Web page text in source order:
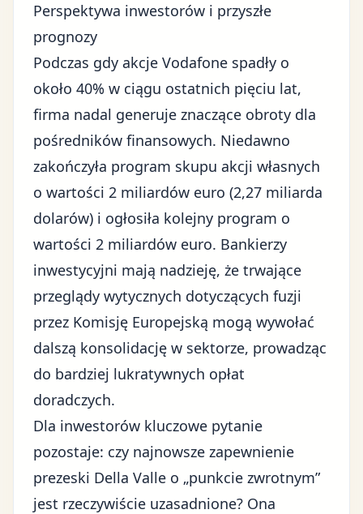
Perspektywa inwestorów i przyszłe
prognozy
Podczas gdy akcje Vodafone spadły o
około 40% w ciągu ostatnich pięciu lat,
firma nadal generuje znaczące obroty dla
pośredników finansowych. Niedawno
zakończyła program skupu akcji własnych
o wartości 2 miliardów euro (2,27 miliarda
dolarów) i ogłosiła kolejny program o
wartości 2 miliardów euro. Bankierzy
inwestycyjni mają nadzieję, że trwające
przeglądy wytycznych dotyczących fuzji
przez Komisję Europejską mogą wywołać
dalszą konsolidację w sektorze, prowadząc
do bardziej lukratywnych opłat
doradczych.
Dla inwestorów kluczowe pytanie
pozostaje: czy najnowsze zapewnienie
prezeski Della Valle o „punkcie zwrotnym”
jest rzeczywiście uzasadnione? Ona